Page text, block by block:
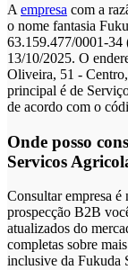
A empresa com a
o nome fantasia
63.159.477/0001-34
13/10/2025. O
Oliveira, 51 -
principal é de
de acordo com o
Onde posso
Servicos
Consultar empresa
prospecção B2B
atualizados do
completas sobre
inclusive da Fukuda